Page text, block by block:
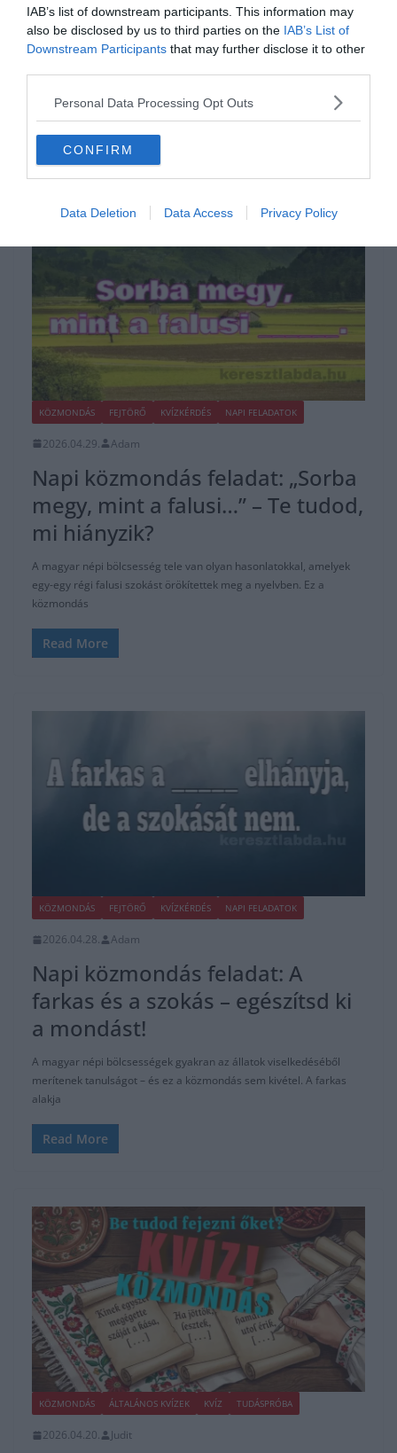
IAB’s list of downstream participants. This information may
also be disclosed by us to third parties on the IAB’s List of
Downstream Participants that may further disclose it to other
Personal Data Processing Opt Outs
CONFIRM
Data Deletion Data Access Privacy Policy
sűrű _, mint a ritka forint – te
tudod?
rejtenek, amelyek ma is megállják a helyüket – még akkor is, ha
Read More
KÖZMONDÁS FEJTÖRŐ KVÍZKÉRDÉS NAPI FELADATOK
2026.04.29. Adam
Napi közmondás feladat: „Sorba
megy, mint a falusi…” – Te tudod,
mi hiányzik?
A magyar népi bölcsesség tele van olyan hasonlatokkal, amelyek
egy-egy régi falusi szokást örökítettek meg a nyelvben. Ez a
közmondás
Read More
KÖZMONDÁS FEJTÖRŐ KVÍZKÉRDÉS NAPI FELADATOK
2026.04.28. Adam
Napi közmondás feladat: A
farkas és a szokás – egészítsd ki
a mondást!
A magyar népi bölcsességek gyakran az állatok viselkedéséből
merítenek tanulságot – és ez a közmondás sem kivétel. A farkas
alakja
Read More
KÖZMONDÁS ÁLTALÁNOS KVÍZEK KVÍZ TUDÁSPRÓBA
2026.04.20. Judit